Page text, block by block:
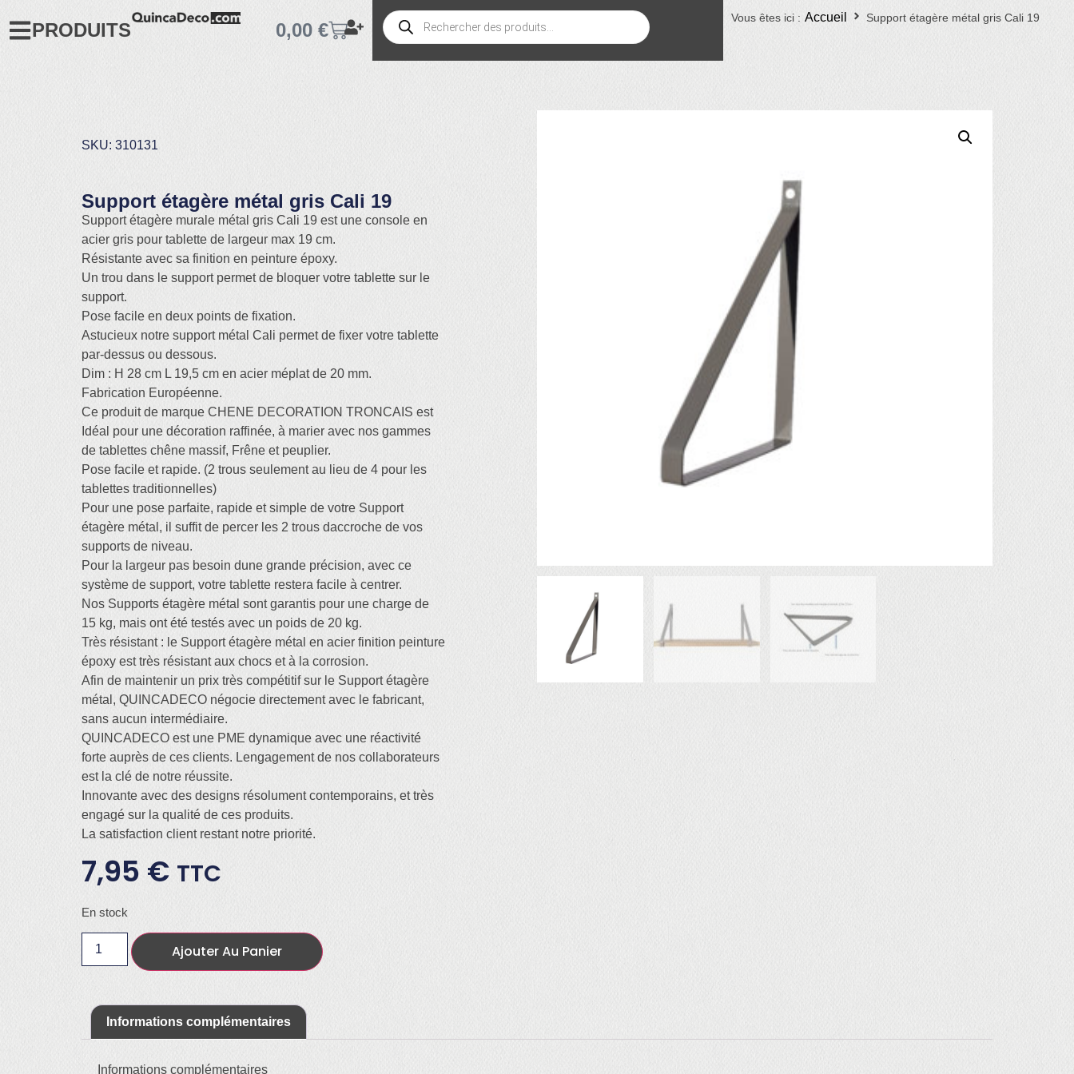
PRODUITS 0,00 €
Vous êtes ici : Accueil Support étagère métal gris Cali 19
SKU: 310131
Support étagère métal gris Cali 19
Support étagère murale métal gris Cali 19 est une console en
acier gris pour tablette de largeur max 19 cm.
Résistante avec sa finition en peinture époxy.
Un trou dans le support permet de bloquer votre tablette sur le
support.
Pose facile en deux points de fixation.
Astucieux notre support métal Cali permet de fixer votre tablette
par-dessus ou dessous.
Dim : H 28 cm L 19,5 cm en acier méplat de 20 mm.
Fabrication Européenne.
Ce produit de marque CHENE DECORATION TRONCAIS est
Idéal pour une décoration raffinée, à marier avec nos gammes
de tablettes chêne massif, Frêne et peuplier.
Pose facile et rapide. (2 trous seulement au lieu de 4 pour les
tablettes traditionnelles)
Pour une pose parfaite, rapide et simple de votre Support
étagère métal, il suffit de percer les 2 trous daccroche de vos
supports de niveau.
Pour la largeur pas besoin dune grande précision, avec ce
système de support, votre tablette restera facile à centrer.
Nos Supports étagère métal sont garantis pour une charge de
15 kg, mais ont été testés avec un poids de 20 kg.
Très résistant : le Support étagère métal en acier finition peinture
époxy est très résistant aux chocs et à la corrosion.
Afin de maintenir un prix très compétitif sur le Support étagère
métal, QUINCADECO négocie directement avec le fabricant,
sans aucun intermédiaire.
QUINCADECO est une PME dynamique avec une réactivité
forte auprès de ces clients. Lengagement de nos collaborateurs
est la clé de notre réussite.
Innovante avec des designs résolument contemporains, et très
engagé sur la qualité de ces produits.
La satisfaction client restant notre priorité.
7,95 € TTC
En stock
Ajouter Au Panier
Informations complémentaires
Informations complémentaires